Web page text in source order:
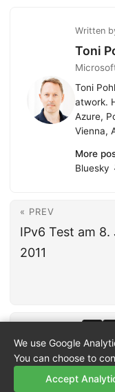
Written
Toni
Toni
atwork.
Azure,
Vienna,
More
Bluesky
« PREV
IPv6 Test am 8.
2011
We use Google
You can choose to
Accept